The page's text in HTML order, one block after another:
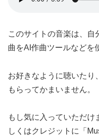
このサイトの音楽は、自
曲をAI作曲ツールなどを
お好きなように聴いたり
もらってかまいません。
もし気に入っていただけ
しくはクレジットに「